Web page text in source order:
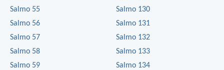
Salmo 55
Salmo 56
Salmo 57
Salmo 58
Salmo 59
Salmo 130
Salmo 131
Salmo 132
Salmo 133
Salmo 134